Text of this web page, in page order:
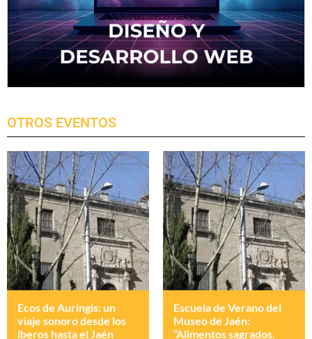
OTROS EVENTOS
Ecos de Auringis: un
viaje sonoro desde los
íberos hasta el Jaén
Escuela de Verano del
Museo de Jaén:
“Alimentos sagrados.